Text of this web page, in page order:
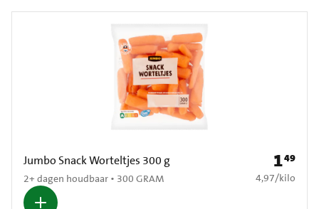
Jumbo Snack Worteltjes 300 g
2+ dagen houdbaar • 300 GRAM
Prijs: €
149
€ 4,97 per kilo
4,97/kilo